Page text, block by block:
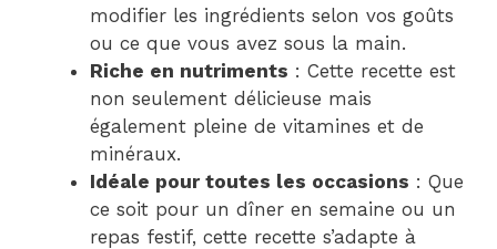
modifier les ingrédients selon vos goûts
ou ce que vous avez sous la main.
Riche en nutriments : Cette recette est
non seulement délicieuse mais
également pleine de vitamines et de
minéraux.
Idéale pour toutes les occasions : Que
ce soit pour un dîner en semaine ou un
repas festif, cette recette s’adapte à